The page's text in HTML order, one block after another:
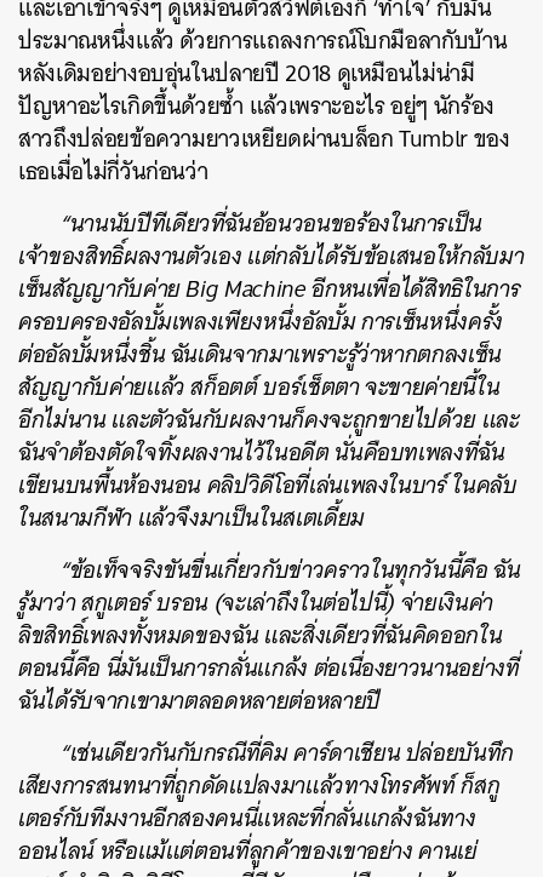
ประมาณหนึ่งแล้ว ด้วยการแถลงการณ์โบกมือลากับบ้าน
หลังเดิมอย่างอบอุ่นในปลายปี 2018 ดูเหมือนไม่น่ามี
ปัญหาอะไรเกิดขึ้นด้วยซ้ำ แล้วเพราะอะไร อยู่ๆ นักร้อง
สาวถึงปล่อยข้อความยาวเหยียดผ่านบล็อก Tumblr ของ
เธอเมื่อไม่กี่วันก่อนว่า
“นานนับปีทีเดียวที่ฉันอ้อนวอนขอร้องในการเป็น
เจ้าของสิทธิ์ผลงานตัวเอง แต่กลับได้รับข้อเสนอให้กลับมา
เซ็นสัญญากับค่าย Big Machine อีกหนเพื่อได้สิทธิในการ
ครอบครองอัลบั้มเพลงเพียงหนึ่งอัลบั้ม การเซ็นหนึ่งครั้ง
ต่ออัลบั้มหนึ่งชิ้น ฉันเดินจากมาเพราะรู้ว่าหากตกลงเซ็น
สัญญากับค่ายแล้ว สก็อตต์ บอร์เช็ตตา จะขายค่ายนี้ใน
อีกไม่นาน และตัวฉันกับผลงานก็คงจะถูกขายไปด้วย และ
ฉันจำต้องตัดใจทิ้งผลงานไว้ในอดีต นั่นคือบทเพลงที่ฉัน
เขียนบนพื้นห้องนอน คลิปวิดีโอที่เล่นเพลงในบาร์ ในคลับ
ในสนามกีฬา แล้วจึงมาเป็นในสเตเดี้ยม
“ข้อเท็จจริงขันขื่นเกี่ยวกับข่าวคราวในทุกวันนี้คือ ฉัน
รู้มาว่า สกูเตอร์ บรอน (จะเล่าถึงในต่อไปนี้) จ่ายเงินค่า
ลิขสิทธิ์เพลงทั้งหมดของฉัน และสิ่งเดียวที่ฉันคิดออกใน
ตอนนี้คือ นี่มันเป็นการกลั่นแกล้ง ต่อเนื่องยาวนานอย่างที่
ฉันได้รับจากเขามาตลอดหลายต่อหลายปี
“เช่นเดียวกันกับกรณีที่คิม คาร์ดาเชียน ปล่อยบันทึก
เสียงการสนทนาที่ถูกดัดแปลงมาแล้วทางโทรศัพท์ ก็สกู
เตอร์กับทีมงานอีกสองคนนี่แหละที่กลั่นแกล้งฉันทาง
ออนไลน์ หรือแม้แต่ตอนที่ลูกค้าของเขาอย่าง คานเย่